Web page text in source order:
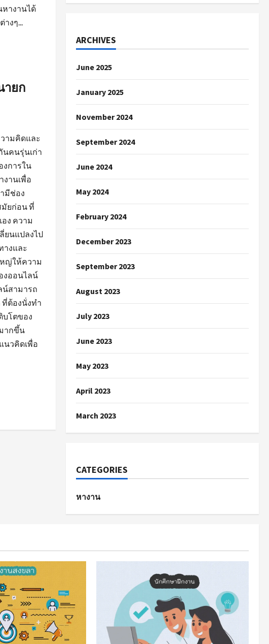
างานได้
งๆ...
ายก
ามคิดและ
นคนรุ่นเก่า
งการใน
านเพื่อ
มีช่อง
ยก่อน ที่
ง ความ
ยนแปลงไป
างและ
ญ่ให้ความ
งออนไลน์
น์สามารถ
ที่ต้องนั่งทำ
บโตของ
ากขึ้น
นวคิดเพื่อ
ARCHIVES
June 2025
January 2025
November 2024
September 2024
June 2024
May 2024
February 2024
December 2023
September 2023
August 2023
July 2023
June 2023
May 2023
April 2023
March 2023
CATEGORIES
หางาน